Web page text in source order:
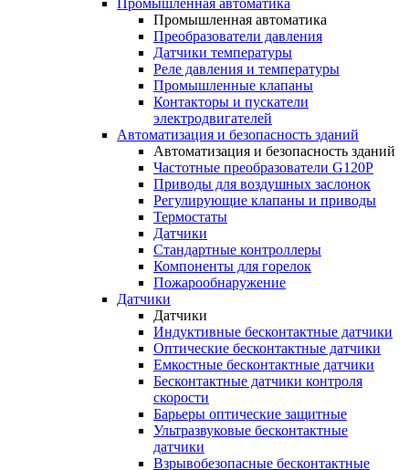
Промышленная автоматика
Промышленная автоматика
Преобразователи давления
Датчики температуры
Реле давления и температуры
Промышленные клапаны
Контакторы и пускатели
электродвигателей
Автоматизация и безопасность зданий
Автоматизация и безопасность зданий
Частотные преобразователи G120P
Приводы для воздушных заслонок
Регулирующие клапаны и приводы
Термостаты
Датчики
Стандартные контроллеры
Компоненты для горелок
Пожарообнаружение
Датчики
Датчики
Индуктивные бесконтактные датчики
Оптические бесконтактные датчики
Емкостные бесконтактные датчики
Бесконтактные датчики контроля
скорости
Барьеры оптические защитные
Ультразвуковые бесконтактные
датчики
Взрывобезопасные бесконтактные